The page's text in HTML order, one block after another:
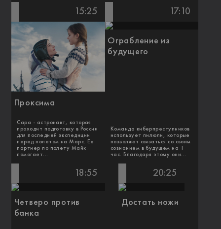
15:25
Проксима
Сара - астронавт, которая
проходит подготовку в России
для последней экспедиции
перед полетом на Марс. Ее
партнер по полету Майк
помогает...
17:10
Ограбление из
будущего
Команда киберпреступников
использует пилюли, которые
позволяют связаться со своим
сознанием в будущем на 1
час. Благодаря этому они...
18:55
Четверо против
банка
20:25
Достать ножи